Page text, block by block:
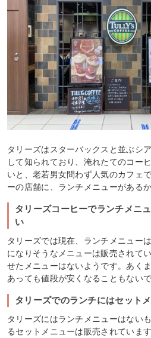
タリーズはスターバックスと並ぶシ
して知られており、淹れたてのコー
いと、老若男女問わず人気のカフェ
ーの店舗に、ランチメニューがある
タリーズコーヒーでランチメニ
い
タリーズでは現在、ランチメニュー
になりそうなメニューは販売されて
せたメニューはないようです。あく
あっても値段が安くなることもないで
タリーズでのランチにはセット
タリーズにはランチメニューはない
るセットメニューは販売されていま